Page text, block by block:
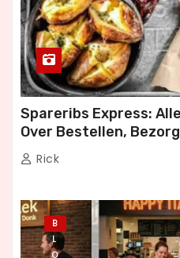
Spareribs Express:
Over Bestellen,
Rick
B
L
O